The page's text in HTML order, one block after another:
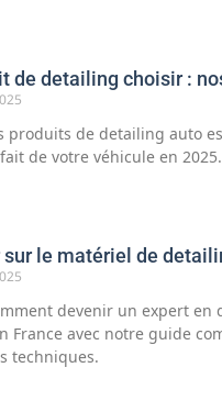
de detailing choisir :
produits de detailing auto
de votre véhicule en 2025.
sur le matériel de
devenir un expert en
France avec notre guide
techniques.